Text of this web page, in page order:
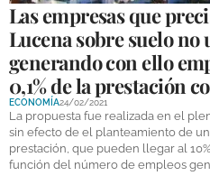
Las empresas que
Lucena sobre suelo no
generando con ello
0,1% de la prestación
ECONOMÍA24/02/2021
La propuesta fue realizada en el
sin efecto de el planteamiento de
prestación, que pueden llegar al
función del número de empleos